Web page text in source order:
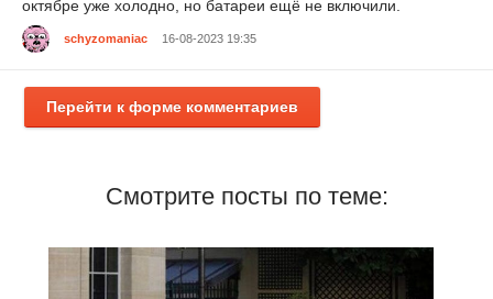
октябре уже холодно, но батареи ещё не включили.
schyzomaniac 16-08-2023 19:35
Перейти к форме комментариев
Смотрите посты по теме: